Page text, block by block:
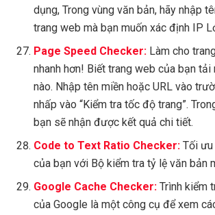
dụng, Trong vùng văn bản, hãy nhập
trang web mà bạn muốn xác định IP
Page Speed Checker: Làm cho
nhanh hơn! Biết trang web của bạn tải
nào. Nhập tên miền hoặc URL vào
nhấp vào “Kiểm tra tốc độ trang”.
bạn sẽ nhận được kết quả chi tiết.
Code to Text Ratio Checker: Tối ưu
của bạn với Bộ kiểm tra tỷ lệ văn bản
Google Cache Checker: Trình kiểm
của Google là một công cụ để xem